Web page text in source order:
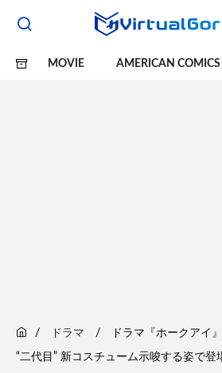
MOVIE AMERICAN COMICS
ドラマ ドラマ『ホークアイ
“二代目” 新コスチューム示唆する姿で登